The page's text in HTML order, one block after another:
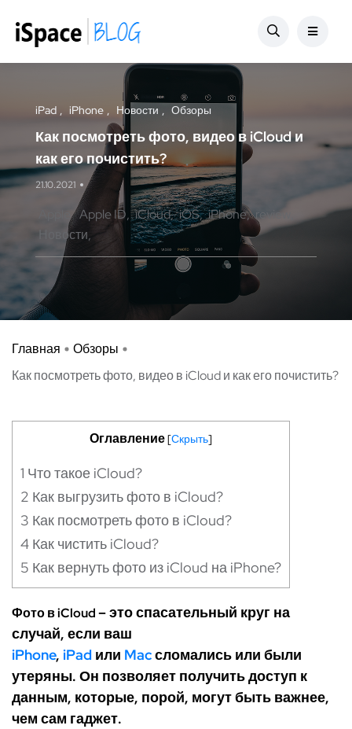
iPad iPhone Новости Обзоры
Как посмотреть фото, видео в iCloud и
как его почистить?
21.10.2021
Apple ID iCloud iOS iPhone review
Новости
Главная
Обзоры
Как посмотреть фото, видео в iCloud и как его почистить?
Оглавление[Скрыть]
1 Что такое iCloud?
2 Как выгрузить фото в iCloud?
3 Как посмотреть фото в iCloud?
4 Как чистить iCloud?
5 Как вернуть фото из iCloud на iPhone?
Фото в iCloud– это спасательный круг на
случай, если ваш
iPhone, iPad или Macсломались или были
утеряны. Он позволяет получить доступ к
данным, которые, порой, могут быть важнее,
чем сам гаджет.